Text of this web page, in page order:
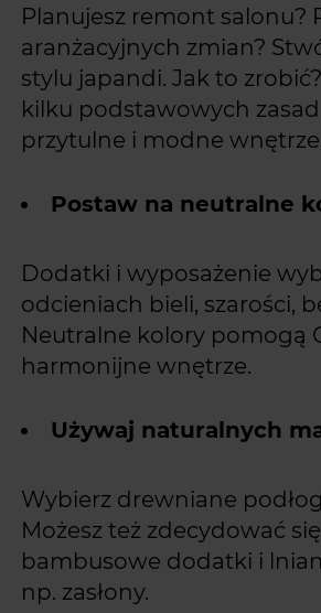
Planujesz remont salonu?
aranżacyjnych zmian?
stylu japandi. Jak to
kilku podstawowych
przytulne i modne
Postaw na neutralne
Dodatki i wyposażenie
odcieniach bieli, szarości,
Neutralne kolory pomogą
harmonijne wnętrze.
Używaj naturalnych
Wybierz drewniane
Możesz też zdecydować
bambusowe dodatki i
np. zasłony.